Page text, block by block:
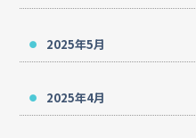
2025年5月
2025年4月